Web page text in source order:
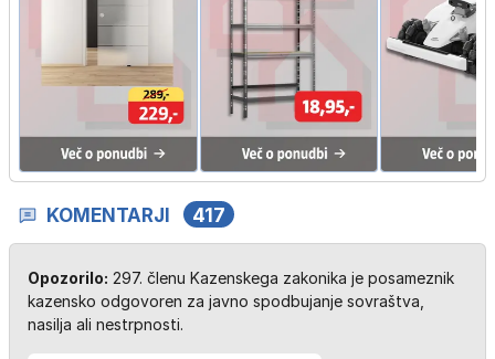
KOMENTARJI 417
Opozorilo: 297. členu Kazenskega zakonika je posameznik
kazensko odgovoren za javno spodbujanje sovraštva,
nasilja ali nestrpnosti.